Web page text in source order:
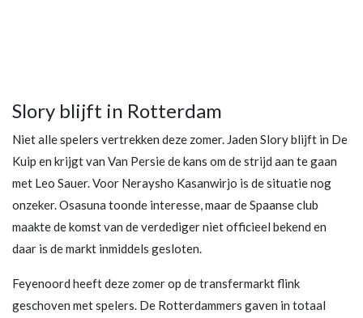
Slory blijft in Rotterdam
Niet alle spelers vertrekken deze zomer. Jaden Slory blijft in De
Kuip en krijgt van Van Persie de kans om de strijd aan te gaan
met Leo Sauer. Voor Neraysho Kasanwirjo is de situatie nog
onzeker. Osasuna toonde interesse, maar de Spaanse club
maakte de komst van de verdediger niet officieel bekend en
daar is de markt inmiddels gesloten.
Feyenoord heeft deze zomer op de transfermarkt flink
geschoven met spelers. De Rotterdammers gaven in totaal